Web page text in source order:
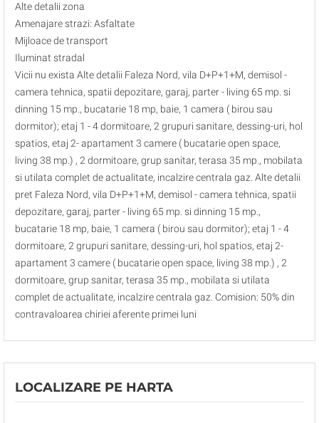
Alte detalii zona
Amenajare strazi: Asfaltate
Mijloace de transport
Iluminat stradal
Vicii nu exista Alte detalii Faleza Nord, vila D+P+1+M, demisol -
camera tehnica, spatii depozitare, garaj, parter - living 65 mp. si
dinning 15 mp., bucatarie 18 mp, baie, 1 camera ( birou sau
dormitor); etaj 1 - 4 dormitoare, 2 grupuri sanitare, dessing-uri, hol
spatios, etaj 2- apartament 3 camere ( bucatarie open space,
living 38 mp.) , 2 dormitoare, grup sanitar, terasa 35 mp., mobilata
si utilata complet de actualitate, incalzire centrala gaz. Alte detalii
pret Faleza Nord, vila D+P+1+M, demisol - camera tehnica, spatii
depozitare, garaj, parter - living 65 mp. si dinning 15 mp.,
bucatarie 18 mp, baie, 1 camera ( birou sau dormitor); etaj 1 - 4
dormitoare, 2 grupuri sanitare, dessing-uri, hol spatios, etaj 2-
apartament 3 camere ( bucatarie open space, living 38 mp.) , 2
dormitoare, grup sanitar, terasa 35 mp., mobilata si utilata
complet de actualitate, incalzire centrala gaz. Comision: 50% din
contravaloarea chiriei aferente primei luni
LOCALIZARE PE HARTA